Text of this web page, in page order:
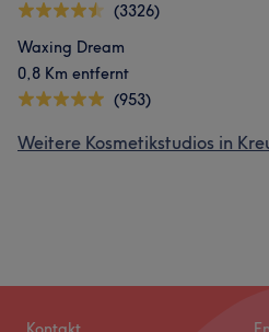
(3326)
Waxing Dream
0,8 Km entfernt
(953)
Weitere Kosmetikstudios in